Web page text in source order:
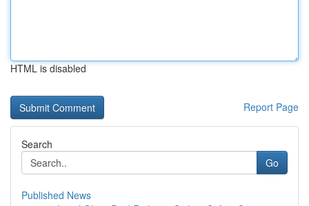
HTML is disabled
Report Page
Search
Go
Published News